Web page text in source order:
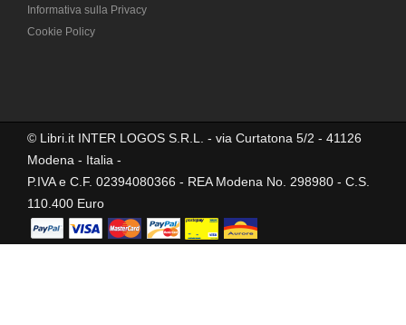
Informativa sulla Privacy
Cookie Policy
© Libri.it INTER LOGOS S.R.L. - via Curtatona 5/2 - 41126
Modena - Italia -
P.IVA e C.F. 02394080366 - REA Modena No. 298980 - C.S.
110.400 Euro